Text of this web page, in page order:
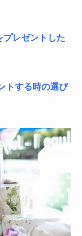
プレゼントした
トする時の選び